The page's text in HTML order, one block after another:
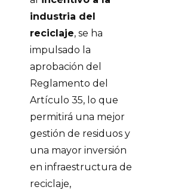
industria del
reciclaje, se ha
impulsado la
aprobación del
Reglamento del
Artículo 35, lo que
permitirá una mejor
gestión de residuos y
una mayor inversión
en infraestructura de
reciclaje,